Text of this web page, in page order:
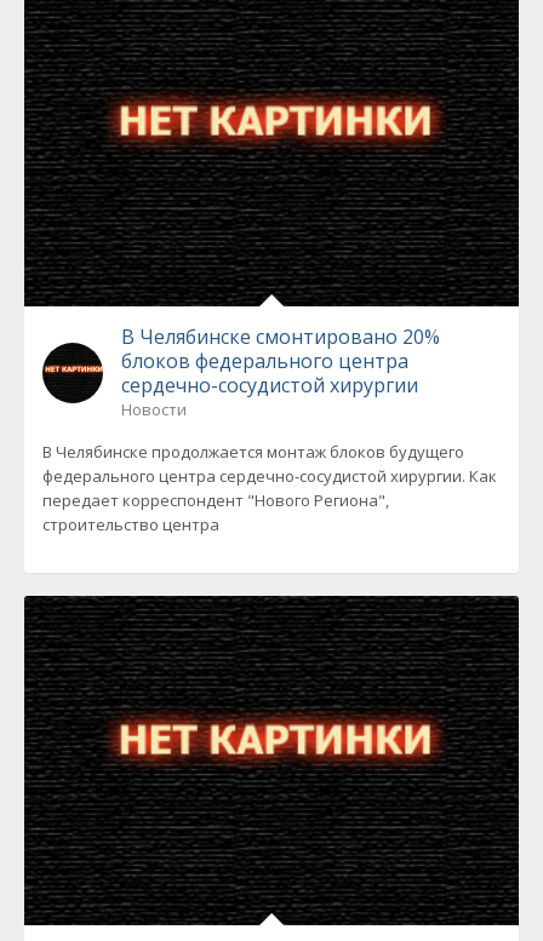
В Челябинске смонтировано 20%
блоков федерального центра
сердечно-сосудистой хирургии
Новости
В Челябинске продолжается монтаж блоков будущего
федерального центра сердечно-сосудистой хирургии. Как
передает корреспондент "Нового Региона",
строительство центра